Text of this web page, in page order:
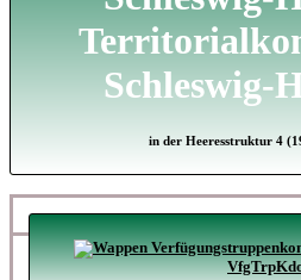
Schleswig-
in der Heeresstruktur 4